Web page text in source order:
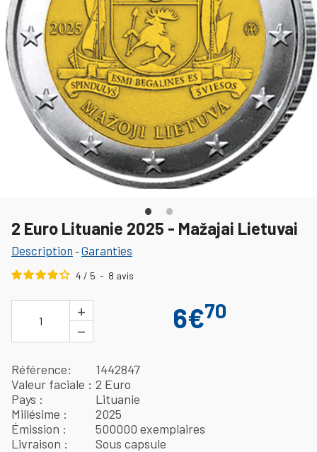
2 Euro Lituanie 2025 - Mažajai Lietuvai
Description -Garanties
4 / 5 - 8 avis
1
+
−
6€70
Référence
1442847
Valeur faciale
2 Euro
Pays
Lituanie
Millésime
2025
Émission
500000 exemplaires
Livraison
Sous capsule